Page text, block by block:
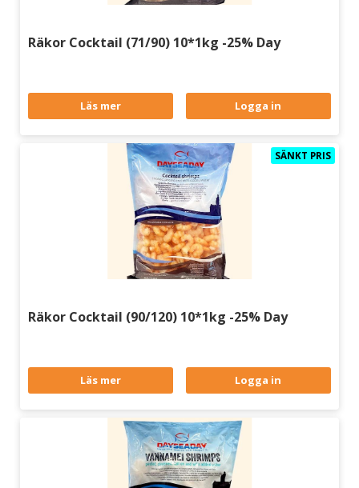
Räkor Cocktail (71/90) 10*1kg -25% Day
Läs mer Logga in
SÄNKT PRIS
Räkor Cocktail (90/120) 10*1kg -25% Day
Läs mer Logga in